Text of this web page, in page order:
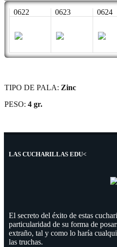
0622 0623 0624
TIPO DE PALA: Zinc
PESO: 4 gr.
LAS CUCHARILLAS EDU<
El secreto del éxito de estas
particularidad de su forma de
extraño, tal y como lo haría
las truchas.